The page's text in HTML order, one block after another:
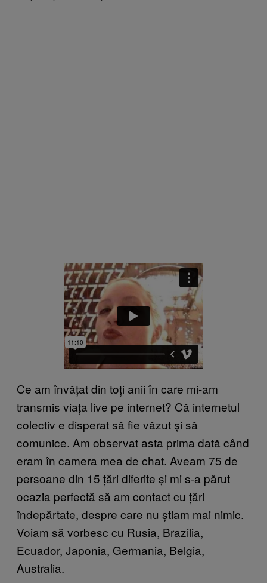
Ce am învățat din toți anii în care mi-am
transmis viața live pe internet? Că internetul
colectiv e disperat să fie văzut și să
comunice. Am observat asta prima dată când
eram în camera mea de chat. Aveam 75 de
persoane din 15 țări diferite și mi s-a părut
ocazia perfectă să am contact cu țări
îndepărtate, despre care nu știam mai nimic.
Voiam să vorbesc cu Rusia, Brazilia,
Ecuador, Japonia, Germania, Belgia,
Australia.